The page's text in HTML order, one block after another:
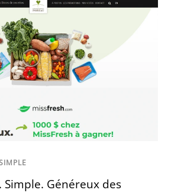
Simple. Généreux des